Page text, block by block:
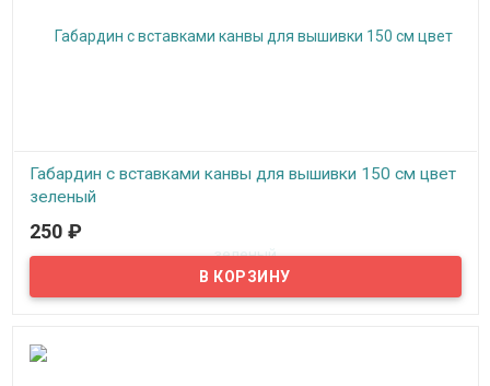
Габардин с вставками канвы для вышивки 150 см цвет
зеленый
В наличии
Габардин с вставками канвы для вышивки ширина 150 см
250 ₽